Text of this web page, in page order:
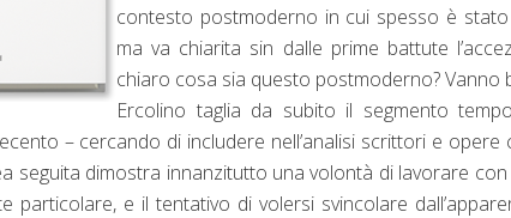
contesto postmoderno in cui spesso è
ma va chiarita sin dalle prime battute
chiaro cosa sia questo postmoderno? Vanno
Ercolino taglia da subito il segmento
– cercando di includere nell’analisi scrittori e
seguita dimostra innanzitutto una volontà di lavorare
particolare, e il tentativo di volersi svincolare